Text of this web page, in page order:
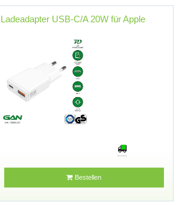
USB-C/A 20W für Apple
Bestellen